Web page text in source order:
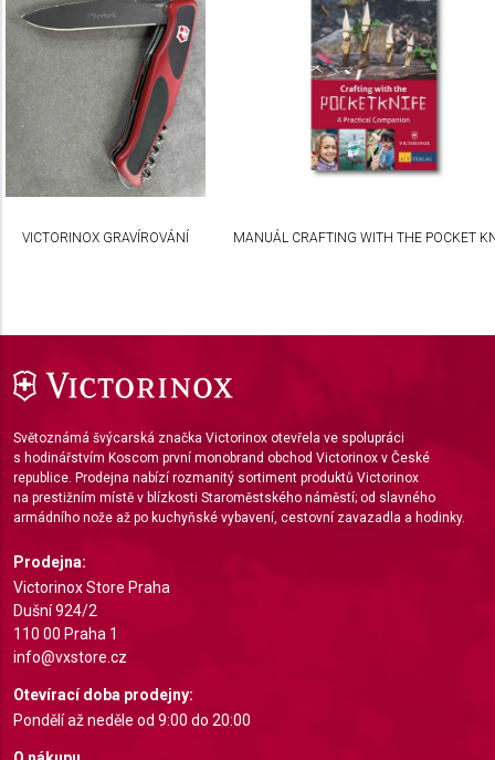
VICTORINOX GRAVÍROVÁNÍ MANUÁL CRAFTING WITH THE POCKET
Světoznámá švýcarská značka Victorinox otevřela ve spolupráci
s hodinářstvím Koscom první monobrand obchod Victorinox v České
republice. Prodejna nabízí rozmanitý sortiment produktů Victorinox
na prestižním místě v blízkosti Staroměstského náměstí; od slavného
armádního nože až po kuchyňské vybavení, cestovní zavazadla a hodinky.
Prodejna:
Victorinox Store Praha
Dušní 924/2
110 00 Praha 1
info@vxstore.cz
Otevírací doba prodejny:
Pondělí až neděle od 9:00 do 20:00
Use limited data to select content
IAB Special Features:
Use precise geolocation data
Identify devices based on information actively
requested
Necessary
Functional
Advertising